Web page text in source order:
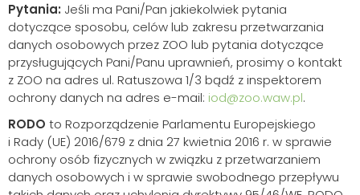
Pytania: Jeśli ma Pani/Pan jakiekolwiek pytania
dotyczące sposobu, celów lub zakresu przetwarzania
danych osobowych przez ZOO lub pytania dotyczące
przysługujących Pani/Panu uprawnień, prosimy o kontakt
z ZOO na adres ul. Ratuszowa 1/3 bądź z inspektorem
ochrony danych na adres e-mail: iod@zoo.waw.pl.
RODO to Rozporządzenie Parlamentu Europejskiego
i Rady (UE) 2016/679 z dnia 27 kwietnia 2016 r. w sprawie
ochrony osób fizycznych w związku z przetwarzaniem
danych osobowych i w sprawie swobodnego przepływu